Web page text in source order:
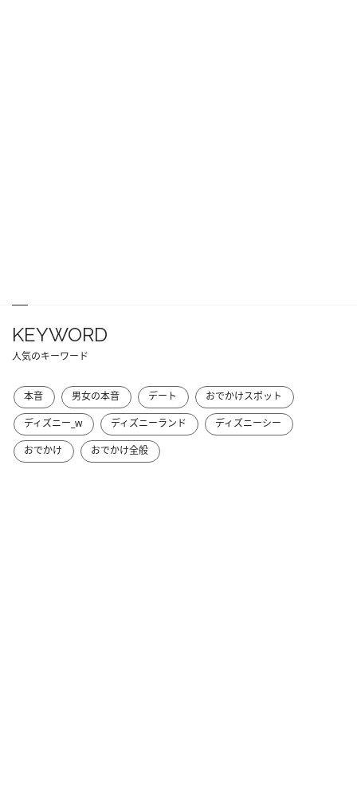
KEYWORD
人気のキーワード
本音 男女の本音 デート
おでかけスポット
ディズニー_w
ディズニーランド
ディズニーシー
おでかけ
おでかけ全般